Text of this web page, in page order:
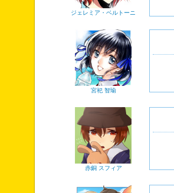
ジェレミア・ベルトーニ
宮祀 智瑜
赤銅 スフィア